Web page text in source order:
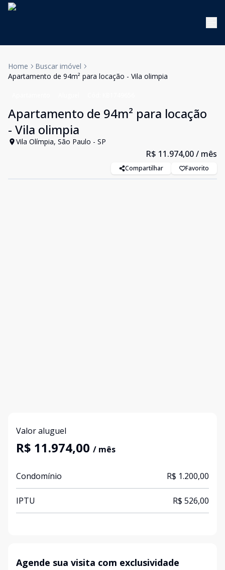
Home
Buscar imóvel
Apartamento de 94m² para locação - Vila olimpia
Apartamento de 94m² para locação
- Vila olimpia
Vila Olímpia, São Paulo - SP
R$ 11.974,00/ mês
Compartilhar Favorito
Valor aluguel
R$ 11.974,00 / mês
Condomínio R$ 1.200,00
IPTU R$ 526,00
Agende sua visita com exclusividade